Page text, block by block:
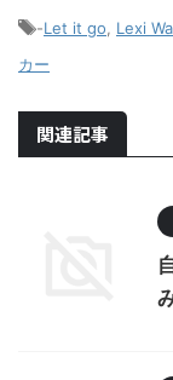
-Let it go Lexi
カー
関連記事